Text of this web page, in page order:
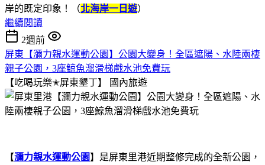
岸的既定印象！（北海岸一日遊）
繼續閱讀
2週前
屏東【瀰力親水運動公園】公園大變身！全區遮陽、水陸兩棲
親子公園，3座鯨魚溜滑梯戲水池免費玩
【吃喝玩樂✭屏東墾丁】
國內旅遊
【瀰力親水運動公園】是屏東里港近期整修完成的全新公園，